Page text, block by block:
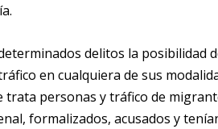
delitos la posibilidad
en cualquiera de sus
personas y tráfico de
formalizados, acusados y